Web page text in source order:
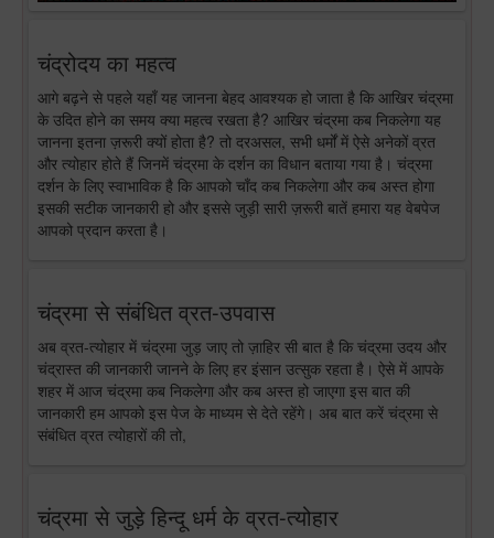
चंद्रोदय का महत्व
आगे बढ़ने से पहले यहाँ यह जानना बेहद आवश्यक हो जाता है कि आखिर चंद्रमा
के उदित होने का समय क्या महत्व रखता है? आखिर चंद्रमा कब निकलेगा यह
जानना इतना ज़रूरी क्यों होता है? तो दरअसल, सभी धर्मों में ऐसे अनेकों व्रत
और त्योहार होते हैं जिनमें चंद्रमा के दर्शन का विधान बताया गया है। चंद्रमा
दर्शन के लिए स्वाभाविक है कि आपको चाँद कब निकलेगा और कब अस्त होगा
इसकी सटीक जानकारी हो और इससे जुड़ी सारी ज़रूरी बातें हमारा यह वेबपेज
आपको प्रदान करता है।
चंद्रमा से संबंधित व्रत-उपवास
अब व्रत-त्योहार में चंद्रमा जुड़ जाए तो ज़ाहिर सी बात है कि चंद्रमा उदय और
चंद्रास्त की जानकारी जानने के लिए हर इंसान उत्सुक रहता है। ऐसे में आपके
शहर में आज चंद्रमा कब निकलेगा और कब अस्त हो जाएगा इस बात की
जानकारी हम आपको इस पेज के माध्यम से देते रहेंगे। अब बात करें चंद्रमा से
संबंधित व्रत त्योहारों की तो,
चंद्रमा से जुड़े हिन्दू धर्म के व्रत-त्योहार